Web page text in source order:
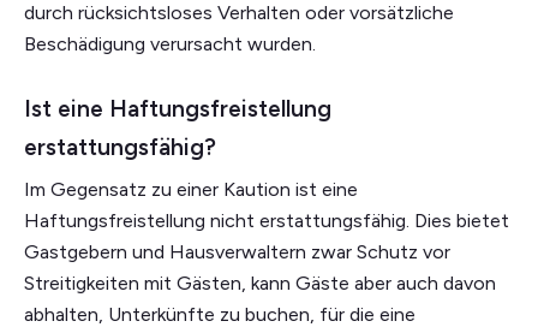
durch rücksichtsloses Verhalten oder vorsätzliche
Beschädigung verursacht wurden.
Ist eine Haftungsfreistellung
erstattungsfähig?
Im Gegensatz zu einer Kaution ist eine
Haftungsfreistellung nicht erstattungsfähig. Dies bietet
Gastgebern und Hausverwaltern zwar Schutz vor
Streitigkeiten mit Gästen, kann Gäste aber auch davon
abhalten, Unterkünfte zu buchen, für die eine